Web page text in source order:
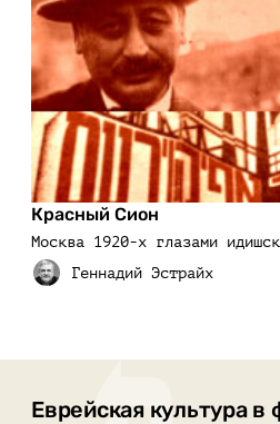
Красный Сион
Москва 1920-х глазами
Еврейская культура в